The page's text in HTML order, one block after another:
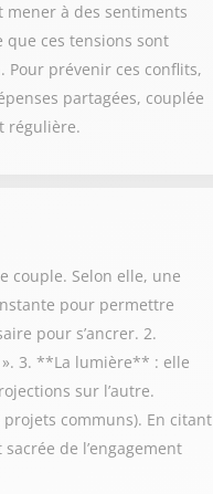
à des sentiments
que ces tensions sont
prévenir ces conflits,
partagées, couplée
régulière.
couple. Selon elle, une
pour permettre
pour s’ancrer. 2.
3. **La lumière** : elle
sur l’autre.
communs). En citant
de l’engagement